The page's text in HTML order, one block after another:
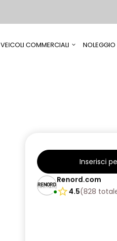
VEICOLI COMMERCIALI NOLEGGIO
Inserisci
Renord.com
4.5(828